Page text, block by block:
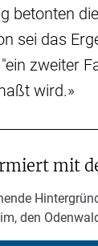
betonten
sei das
zweiter
wird.»
mit
den